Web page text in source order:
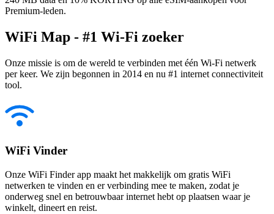
Premium-leden.
WiFi Map - #1 Wi-Fi zoeker
Onze missie is om de wereld te verbinden met één Wi-Fi netwerk
per keer. We zijn begonnen in 2014 en nu #1 internet connectiviteit
tool.
WiFi Vinder
Onze WiFi Finder app maakt het makkelijk om gratis WiFi
netwerken te vinden en er verbinding mee te maken, zodat je
onderweg snel en betrouwbaar internet hebt op plaatsen waar je
winkelt, dineert en reist.